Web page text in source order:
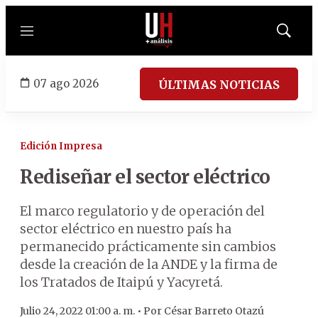
Menú
Mostrar
07 ago 2026 ÚLTIMAS NOTICIAS
Edición Impresa
Rediseñar el sector eléctrico
El marco regulatorio y de operación del
sector eléctrico en nuestro país ha
permanecido prácticamente sin cambios
desde la creación de la ANDE y la firma de
los Tratados de Itaipú y Yacyretá.
Julio 24, 2022 01:00 a. m. • Por César Barreto Otazú